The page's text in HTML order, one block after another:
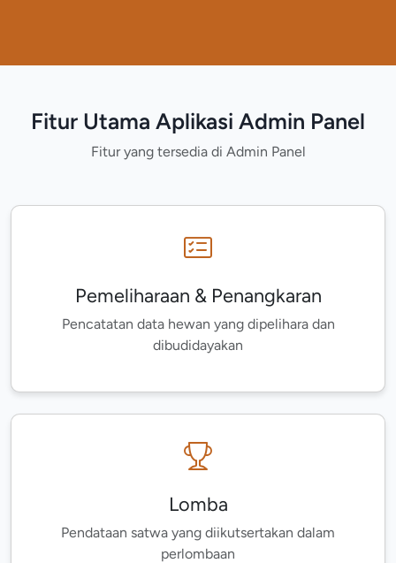
Fitur Utama Aplikasi Admin Panel
Fitur yang tersedia di Admin Panel
Pemeliharaan & Penangkaran
Pencatatan data hewan yang dipelihara dan
dibudidayakan
Lomba
Pendataan satwa yang diikutsertakan dalam
perlombaan